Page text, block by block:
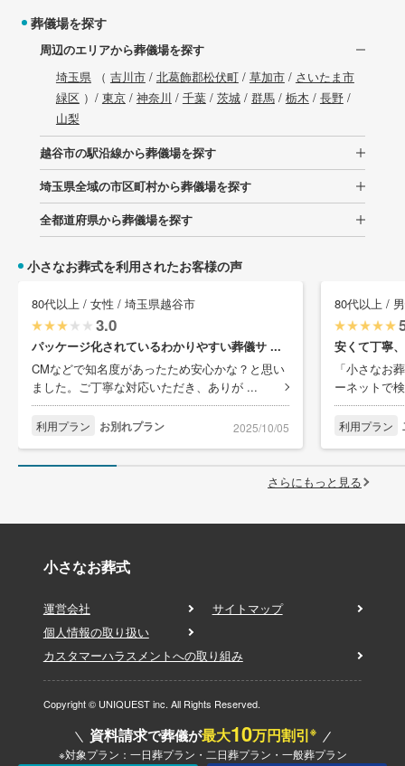
葬儀場を探す
周辺のエリアから葬儀場を探す
埼玉県（ 吉川市/ 北葛飾郡松伏町/ 草加市/ さいたま市
緑区 ）/ 東京/ 神奈川 / 千葉/ 茨城/ 群馬/ 栃木 / 長野/
山梨
越谷市の駅沿線から葬儀場を探す
埼玉県全域の市区町村から葬儀場を探す
全都道府県から葬儀場を探す
小さなお葬式を利用されたお客様の声
80代以上 / 女性 / 埼玉県越谷市
3.0
パッケージ化されているわかりやすい葬儀サ ...
CMなどで知名度があったため安心かな？と思い
ました。ご丁寧な対応いただき、ありが ...
利用プラン お別れプラン 2025/10/05
80代以上 /
安くて丁寧
「小さなお
ーネットで
利用プラン
さらにもっと見る
小さなお葬式
運営会社
サイトマップ
個人情報の取り扱い
カスタマーハラスメントへの取り組み
Copyright © UNIQUEST inc. All Rights Reserved.
資料請求で葬儀が最大10万円割引※
※対象プラン：一日葬プラン・二日葬プラン・一般葬プラン